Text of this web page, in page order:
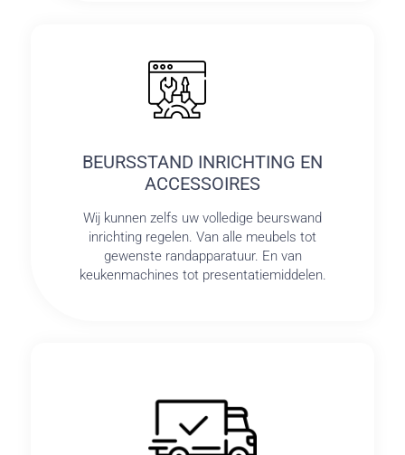
BEURSSTAND INRICHTING EN
ACCESSOIRES
Wij kunnen zelfs uw volledige beurswand
inrichting regelen. Van alle meubels tot
gewenste randapparatuur. En van
keukenmachines tot presentatiemiddelen.